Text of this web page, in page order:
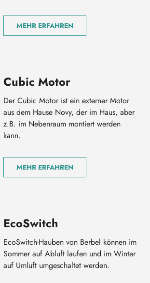
MEHR ERFAHREN
Cubic Motor
Der Cubic Motor ist ein externer Motor
aus dem Hause Novy, der im Haus, aber
z.B. im Nebenraum montiert werden
kann.
MEHR ERFAHREN
EcoSwitch
EcoSwitch-Hauben von Berbel können im
Sommer auf Abluft laufen und im Winter
auf Umluft umgeschaltet werden.